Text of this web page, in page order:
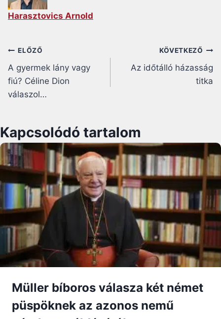
Harasztovics Arnold
Bejegyzés
navigáció
ELŐZŐ
A gyermek lány vagy
fiú? Céline Dion
válaszol…
KÖVETKEZŐ
Az időtálló házasság
titka
Kapcsolódó tartalom
Müller bíboros válasza két német
püspöknek az azonos nemű